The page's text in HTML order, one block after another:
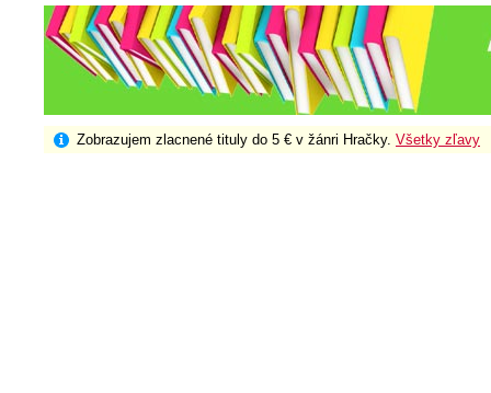
Zobrazujem zlacnené tituly do 5 € v žánri Hračky. Všetky zľavy